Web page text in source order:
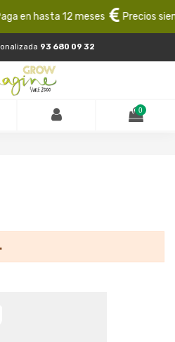
en hasta 12 meses Precios
93 680 09 32
0